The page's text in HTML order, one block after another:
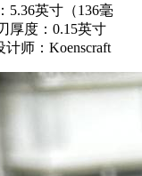
5.36英寸（136毫
厚度：0.15英寸
师：Koenscraft